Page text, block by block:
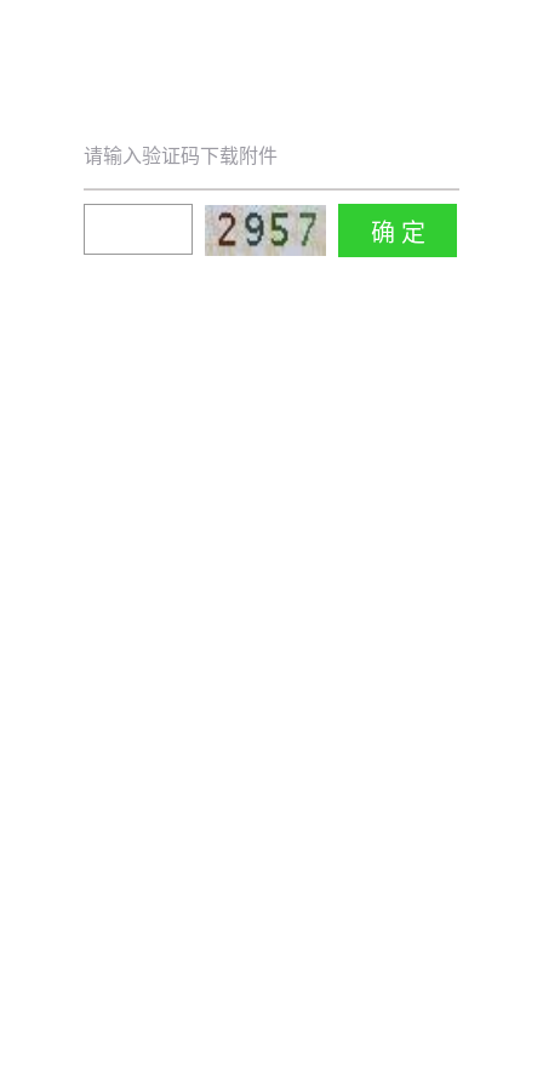
请输入验证码下载附件